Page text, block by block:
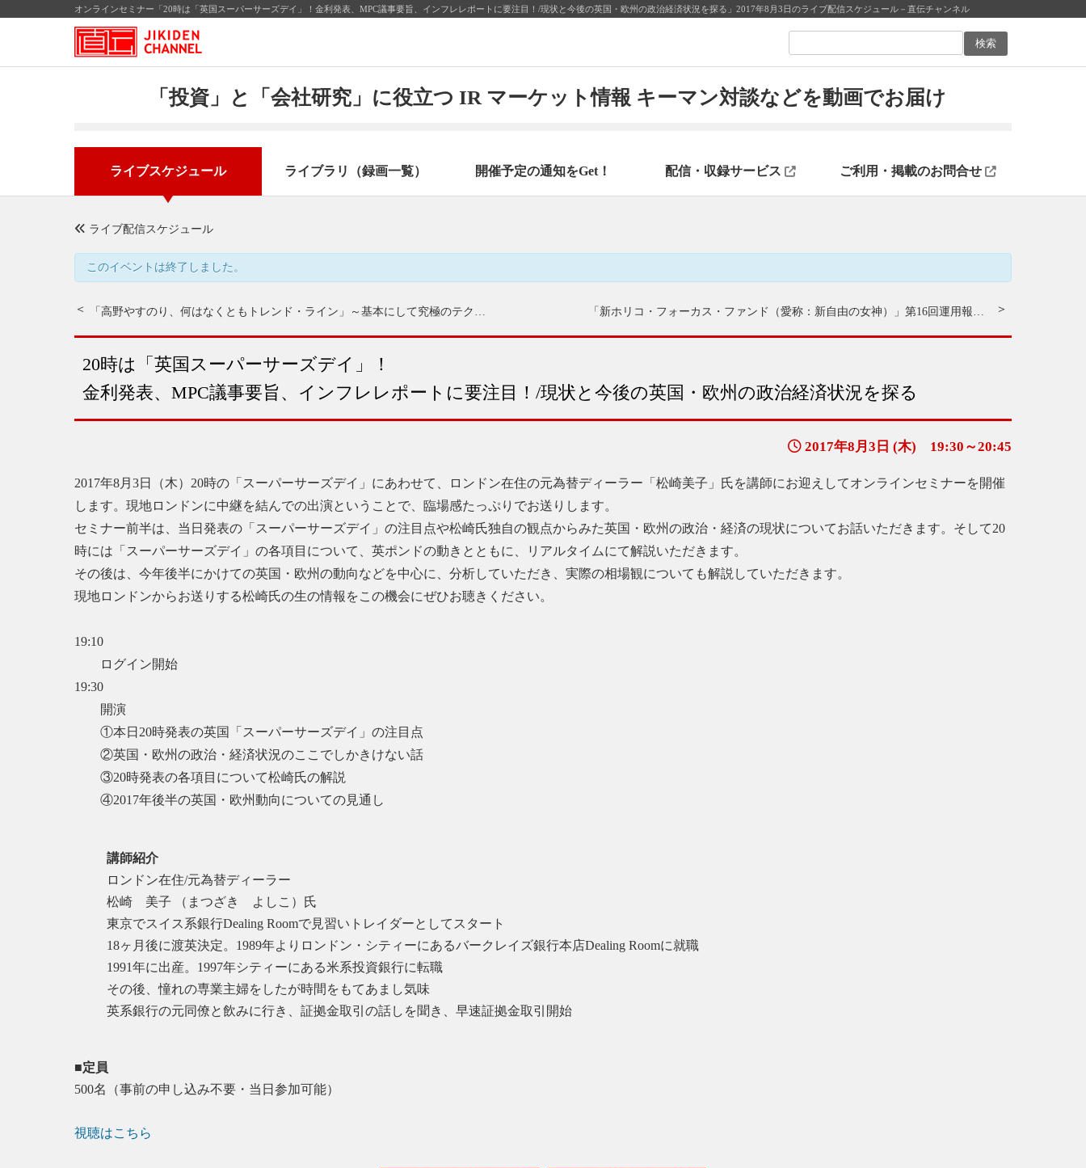
オンラインセミナー「20時は「英国スーパーサーズデイ」！金利発表、MPC議事要旨、インフレレポートに要注目！/現状と今後の英国・欧州の政治経済状況を探る」2017年8月3日のライブ配信スケジュール－直伝チャンネル
「投資」と「会社研究」に役立つ IR マーケット情報 キーマン対談などを動画でお届け
ライブスケジュール ライブラリ（録画一覧） 開催予定の通知をGet！ 配信・収録サービス ご利用・掲載のお問合せ
ライブ配信スケジュール
このイベントは終了しました。
「高野やすのり、何はなくともトレンド・ライン」 ～基本にして究極のテクニカル分析 「新ホリコ・フォーカス・ファンド（愛称：新自由の女神）」第16回運用報告会
20時は「英国スーパーサーズデイ」！
金利発表、MPC議事要旨、インフレレポートに要注目！/現状と今後の英国・欧州の政治経済状況を探る
2017年8月3日 (木) 19:30～20:45
2017年8月3日（木）20時の「スーパーサーズデイ」にあわせて、ロンドン在住の元為替ディーラー「松崎美子」氏を講師にお迎えしてオンラインセミナーを開催
します。現地ロンドンに中継を結んでの出演ということで、臨場感たっぷりでお送りします。
セミナー前半は、当日発表の「スーパーサーズデイ」の注目点や松崎氏独自の観点からみた英国・欧州の政治・経済の現状についてお話いただきます。そして20
時には「スーパーサーズデイ」の各項目について、英ポンドの動きとともに、リアルタイムにて解説いただきます。
その後は、今年後半にかけての英国・欧州の動向などを中心に、分析していただき、実際の相場観についても解説していただきます。
現地ロンドンからお送りする松崎氏の生の情報をこの機会にぜひお聴きください。
19:10
ログイン開始
19:30
開演
①本日20時発表の英国「スーパーサーズデイ」の注目点
②英国・欧州の政治・経済状況のここでしかきけない話
③20時発表の各項目について松崎氏の解説
④2017年後半の英国・欧州動向についての見通し
講師紹介
ロンドン在住/元為替ディーラー
松崎 美子 （まつざき よしこ）氏
東京でスイス系銀行Dealing Roomで見習いトレイダーとしてスタート
18ヶ月後に渡英決定。1989年よりロンドン・シティーにあるバークレイズ銀行本店Dealing Roomに就職
1991年に出産。1997年シティーにある米系投資銀行に転職
その後、憧れの専業主婦をしたが時間をもてあまし気味
英系銀行の元同僚と飲みに行き、証拠金取引の話しを聞き、早速証拠金取引開始
■定員
500名（事前の申し込み不要・当日参加可能）
視聴はこちら